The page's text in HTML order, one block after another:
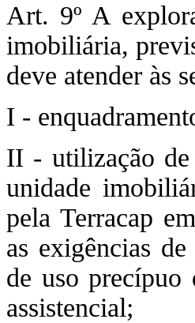
Art. 9º A
imobiliária,
deve atender às
I -
II - utilização
unidade
pela Terracap
as exigências
de uso
assistencial;